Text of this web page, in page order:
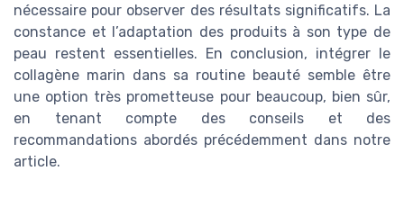
nécessaire pour observer des résultats significatifs. La
constance et l’adaptation des produits à son type de
peau restent essentielles. En conclusion, intégrer le
collagène marin dans sa routine beauté semble être
une option très prometteuse pour beaucoup, bien sûr,
en tenant compte des conseils et des
recommandations abordés précédemment dans notre
article.